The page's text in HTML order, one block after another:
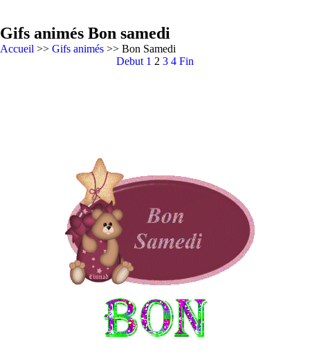
Gifs animés Bon samedi
Accueil >> Gifs animés >> Bon Samedi
Debut 1 2 3 4 Fin